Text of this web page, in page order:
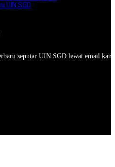
UIN SGD
seputar UIN SGD lewat email